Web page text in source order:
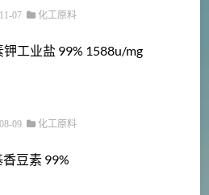
07 化工原料
钾工业盐 99% 1588u/mg
09 化工原料
豆素 99%